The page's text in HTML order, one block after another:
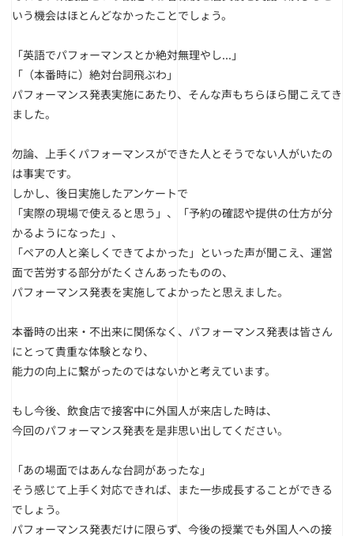
いう機会はほとんどなかったことでしょう。
「英語でパフォーマンスとか絶対無理やし...」
「（本番時に）絶対台詞飛ぶわ」
パフォーマンス発表実施にあたり、そんな声もちらほら聞こえてき
ました。
勿論、上手くパフォーマンスができた人とそうでない人がいたの
は事実です。
しかし、後日実施したアンケートで
「実際の現場で使えると思う」、「予約の確認や提供の仕方が分
かるようになった」、
「ペアの人と楽しくできてよかった」といった声が聞こえ、運営
面で苦労する部分がたくさんあったものの、
パフォーマンス発表を実施してよかったと思えました。
本番時の出来・不出来に関係なく、パフォーマンス発表は皆さん
にとって貴重な体験となり、
能力の向上に繋がったのではないかと考えています。
もし今後、飲食店で接客中に外国人が来店した時は、
今回のパフォーマンス発表を是非思い出してください。
「あの場面ではあんな台詞があったな」
そう感じて上手く対応できれば、また一歩成長することができる
でしょう。
パフォーマンス発表だけに限らず、今後の授業でも外国人への接